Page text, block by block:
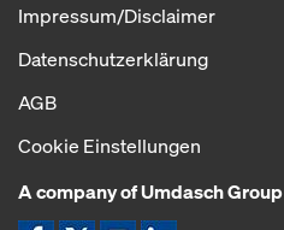
Impressum/Disclaimer
Datenschutzerklärung
AGB
Cookie Einstellungen
A company of Umdasch Group